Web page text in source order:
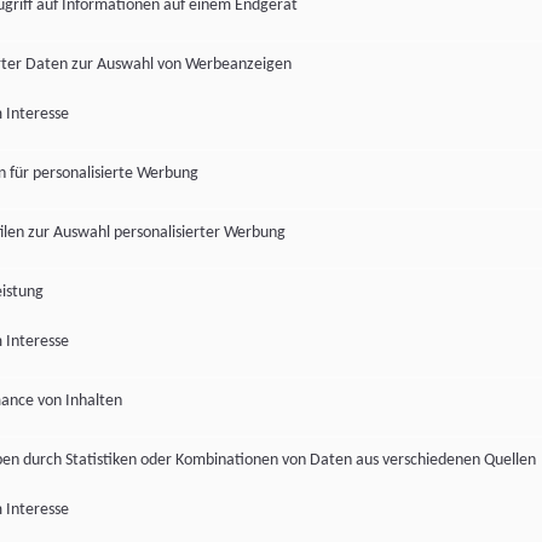
auf Informationen auf einem Endgerät
Daten zur Auswahl von Werbeanzeigen
Interesse
für personalisierte Werbung
zur Auswahl personalisierter Werbung
Interesse
von Inhalten
durch Statistiken oder Kombinationen von Daten aus verschiedenen Quellen
Interesse